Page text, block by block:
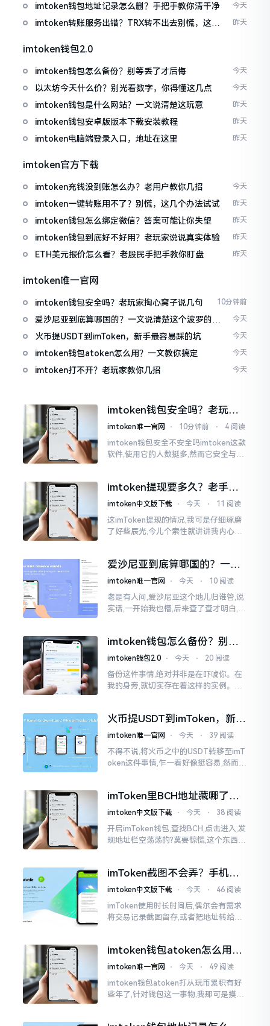
imtoken钱包地址记录怎么删？手把手教你清干净 今天
imtoken转账服务出错？TRX转不出去别慌，这几
昨天
imtoken钱包2.0
imtoken钱包怎么备份？别等丢了才后悔 今天
以太坊今天什么价？别光看数字，你得懂这几点 今天
imtoken钱包是什么网站？一文说清楚这玩意 昨天
imtoken钱包安卓版版本下载安装教程 昨天
imtoken电脑端登录入口，地址在这里 昨天
imtoken官方下载
imtoken充钱没到账怎么办？老用户教你几招 今天
imtoken一键转账用不了？别慌，这几个办法试试 昨天
imtoken钱包怎么绑定微信？答案可能让你失望 昨天
imtoken钱包到底好不好用？老玩家说说真实体验 昨天
ETH美元报价怎么看？老股民手把手教你盯盘 昨天
imtoken唯一官网
imtoken钱包安全吗？老玩家掏心窝子说几句 10分钟前
爱沙尼亚到底算哪国的？一文说清楚这个波罗的海
小国
今天
火币提USDT到imToken，新手最容易踩的坑 今天
imtoken钱包atoken怎么用？一文教你搞定 今天
imtoken打不开？老玩家教你几招 今天
imtoken钱包安全吗？老玩家
掏心窝子说几句
imtoken唯一官网 ⋅ 10分钟前 ⋅ 4 阅读
imtoken钱包安全不安全吗imtoken这款
软件,使用它的人数挺多,然而它安全与否
过有人用它赚到钱,每晚能安稳入睡
imtoken提现要多久？老手说
说真实体验
imtoken中文版下载 ⋅ 今天 ⋅ 11 阅读
这imToken提现的情况,我可是仔细琢磨
了好些辰光,今儿个索性就讲讲我内心的
能成功到账
爱沙尼亚到底算哪国的？一文
说清楚这个波罗的海小国
imtoken唯一官网 ⋅ 今天 ⋅ 10 阅读
老是有人问,爱沙尼亚这个地儿归谁管,说
实话,一开始我也懵,后来查了查才明白,爱
就是芬兰。
imtoken钱包怎么备份？别等
丢了才后悔
imtoken钱包2.0 ⋅ 今天 ⋅ 20 阅读
备份这件事情,绝对并非是在吓唬你。在
我的身旁,就切实存在着这样的实例。有
失得无影无踪了
火币提USDT到imToken，新手
最容易踩的坑
imtoken唯一官网 ⋅ 今天 ⋅ 39 阅读
不得不说,将火币之中的USDT转移至imT
oken这件事情,乍一看好像挺容易,然而在
imToken里BCH地址藏哪了？
手把手教你找对位置
imtoken中文版下载 ⋅ 今天 ⋅ 38 阅读
开启imToken钱包,查找BCH,点击进入,发
现地址栏空荡荡的?莫要惊慌,这个东西隐
imToken截图不会弄？手机这
招教你搞定
imtoken中文版下载 ⋅ 今天 ⋅ 46 阅读
imToken使用时长时间后,偶尔会有需求
将交易记录截图留存,或者把地址转给友
简易的
imtoken钱包atoken怎么用？
一文教你搞定
imtoken唯一官网 ⋅ 今天 ⋅ 49 阅读
imtoken钱包atoken打从玩币累积有好
些年了,针对钱包这一事物,我那可是摸得